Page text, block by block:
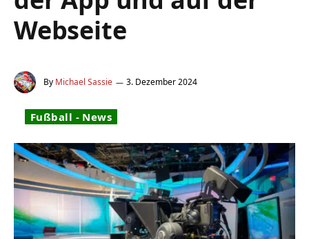
Webseite
By Michael Sassie 3. Dezember 2024
Fußball - News